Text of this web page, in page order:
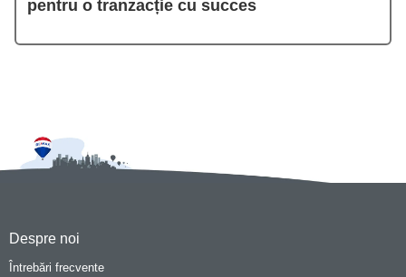
pentru o tranzacție cu succes
Despre noi
Întrebări frecvente